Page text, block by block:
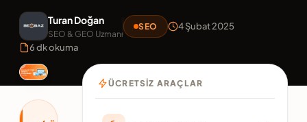
Turan Doğan
SEO & GEO Uzmanı
SEO
4 Şubat 2025
6 dk okuma
ÜCRETSIZ ARAÇLAR